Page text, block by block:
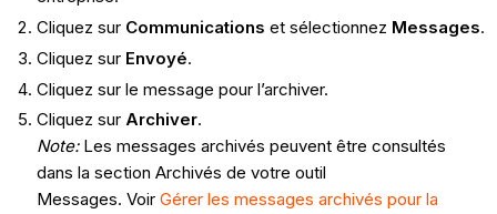
Cliquez sur Communications et sélectionnez Messages.
Cliquez sur Envoyé.
Cliquez sur le message pour l’archiver.
Cliquez sur Archiver.
Note:Les messages archivés peuvent être consultés
dans la section Archivés de votre outil
Messages. Voir Gérer les messages archivés pour la